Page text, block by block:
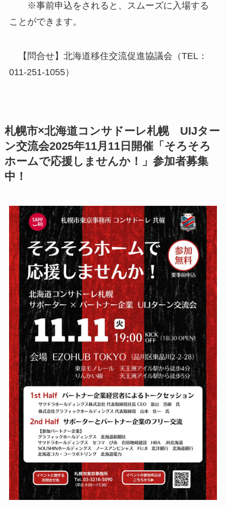
※事前申込をされると、スムーズに入場する
ことができます。
【問合せ】北海道移住交流促進協議会（TEL：
011-251-1055）
札幌市×北海道コンサドーレ札幌 UIJター
ン交流会2025年11月11日開催「そろそろ
ホームで応援しませんか！」参加者募集
中！